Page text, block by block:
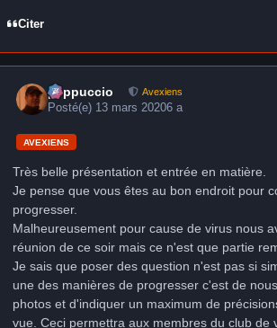
Citer
peppuccio Avexiens
Posté(e) 13 mars 20206 a
AVEXIENS
Très belle présentation et entrée en matière.
Je pense que vous êtes au bon endroit pour
progresser.
Malheureusement pour cause de virus nous
réunion de ce soir mais ce n'est que partie
Je sais que poser des question n'est pas si
une des manières de progresser c'est de
photos et d'indiquer un maximum de
vue. Ceci permettra aux membres du club de